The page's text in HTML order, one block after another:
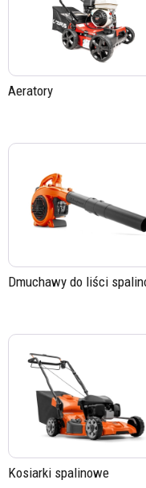
Aeratory
Dmuchawy do liści
Kosiarki spalinowe